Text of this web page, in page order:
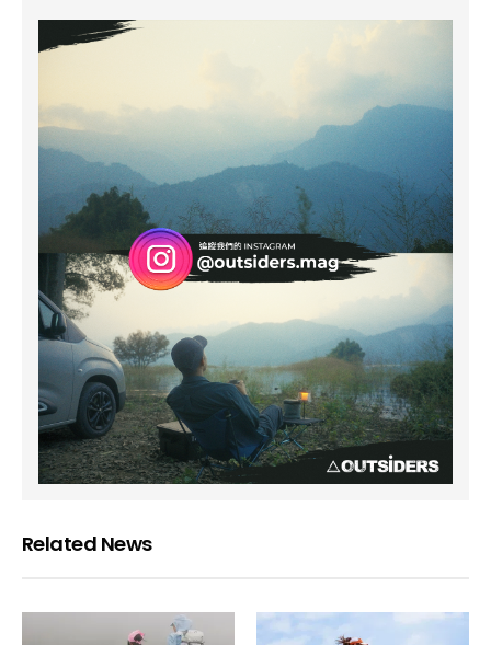
Related News